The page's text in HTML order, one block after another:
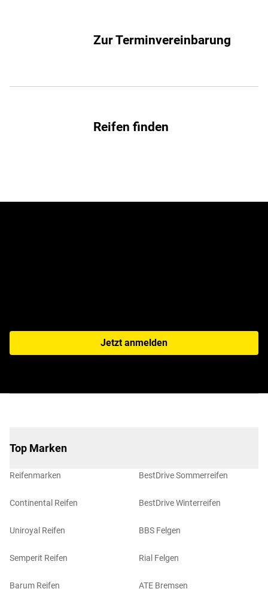
Zur Terminvereinbarung
Reifen finden
Jetzt anmelden
Top Marken
Reifenmarken
Continental Reifen
Uniroyal Reifen
Semperit Reifen
Barum Reifen
BestDrive Sommerreifen
BestDrive Winterreifen
BBS Felgen
Rial Felgen
ATE Bremsen